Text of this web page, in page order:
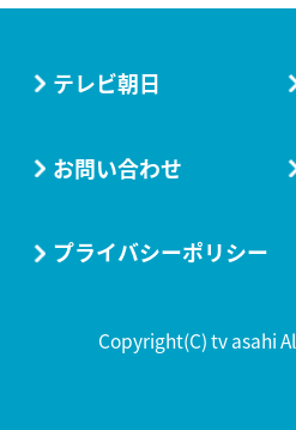
テレビ朝日
お問い合わせ
プライバシーポリシー
Copyright(C) tv asahi